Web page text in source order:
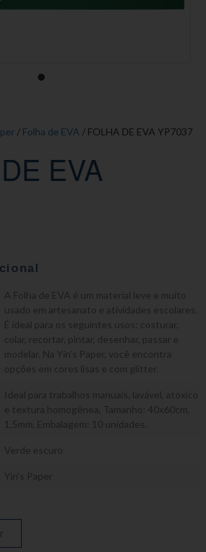
/ Folha de EVA / FOLHA DE EVA YP7037
EVA
A Folha de EVA é um material leve e muito
usado em artesanato e atividades escolares.
É ideal para os seguintes usos: costurar,
colar, recortar, pintar, desenhar, passar e
modelar. Na Yin’s Paper, você encontra
opções em cores lisas e com glitter.
Ideal para trabalhos manuais, lavável, atóxico
e textura homogênea, Tamanho: 40x60cm,
1,5mm, Embalagem: 10 unidades.
Verde escuro
Yin's Paper